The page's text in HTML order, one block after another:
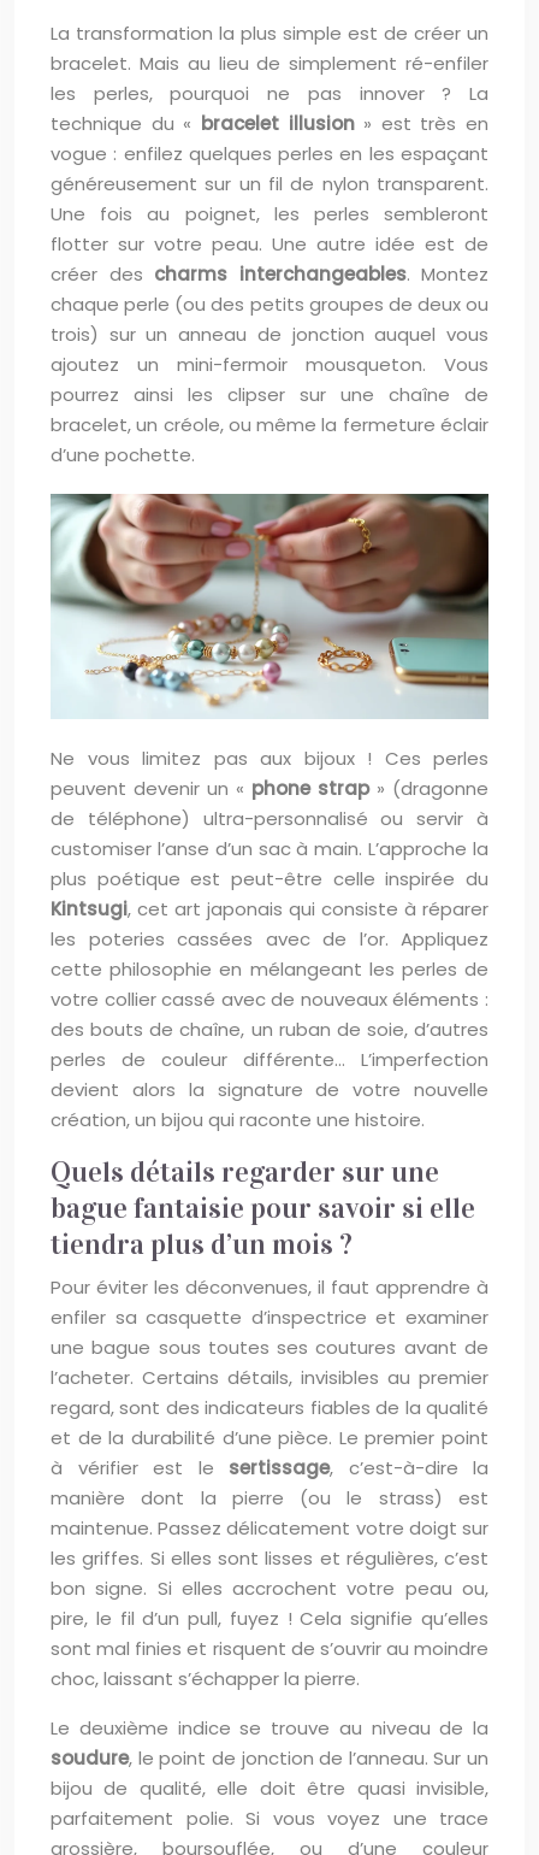
La transformation la plus simple est de créer un
bracelet. Mais au lieu de simplement ré-enfiler
les perles, pourquoi ne pas innover ? La
technique du « bracelet illusion» est très en
vogue : enfilez quelques perles en les espaçant
généreusement sur un fil de nylon transparent.
Une fois au poignet, les perles sembleront
flotter sur votre peau. Une autre idée est de
créer des charms interchangeables. Montez
chaque perle (ou des petits groupes de deux ou
trois) sur un anneau de jonction auquel vous
ajoutez un mini-fermoir mousqueton. Vous
pourrez ainsi les clipser sur une chaîne de
bracelet, un créole, ou même la fermeture éclair
d’une pochette.
Ne vous limitez pas aux bijoux ! Ces perles
peuvent devenir un « phone strap» (dragonne
de téléphone) ultra-personnalisé ou servir à
customiser l’anse d’un sac à main. L’approche la
plus poétique est peut-être celle inspirée du
Kintsugi, cet art japonais qui consiste à réparer
les poteries cassées avec de l’or. Appliquez
cette philosophie en mélangeant les perles de
votre collier cassé avec de nouveaux éléments :
des bouts de chaîne, un ruban de soie, d’autres
perles de couleur différente… L’imperfection
devient alors la signature de votre nouvelle
création, un bijou qui raconte une histoire.
Quels détails regarder sur une
bague fantaisie pour savoir si elle
tiendra plus d’un mois ?
Pour éviter les déconvenues, il faut apprendre à
enfiler sa casquette d’inspectrice et examiner
une bague sous toutes ses coutures avant de
l’acheter. Certains détails, invisibles au premier
regard, sont des indicateurs fiables de la qualité
et de la durabilité d’une pièce. Le premier point
à vérifier est le sertissage, c’est-à-dire la
manière dont la pierre (ou le strass) est
maintenue. Passez délicatement votre doigt sur
les griffes. Si elles sont lisses et régulières, c’est
bon signe. Si elles accrochent votre peau ou,
pire, le fil d’un pull, fuyez ! Cela signifie qu’elles
sont mal finies et risquent de s’ouvrir au moindre
choc, laissant s’échapper la pierre.
Le deuxième indice se trouve au niveau de la
soudure, le point de jonction de l’anneau. Sur un
bijou de qualité, elle doit être quasi invisible,
parfaitement polie. Si vous voyez une trace
grossière, boursouflée, ou d’une couleur